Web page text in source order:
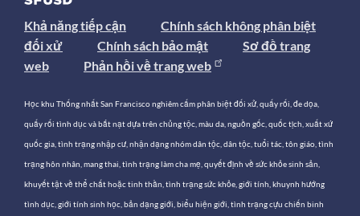
Khả năng tiếp cận
Chính sách không phân biệt
đối xử
Chính sách bảo mật
Sơ đồ trang
web
Phản hồi về trang web
Học khu Thống nhất San Francisco nghiêm cấm phân biệt đối xử, quấy rối, đe dọa,
quấy rối tình dục và bắt nạt dựa trên chủng tộc, màu da, nguồn gốc, quốc tịch, xuất xứ
quốc gia, tình trạng nhập cư, nhận dạng nhóm dân tộc, dân tộc, tuổi tác, tôn giáo, tình
trạng hôn nhân, mang thai, tình trạng làm cha mẹ, quyết định về sức khỏe sinh sản,
khuyết tật về thể chất hoặc tinh thần, tình trạng sức khỏe, giới tính, khuynh hướng
tình dục, giới tính sinh học, bản dạng giới, biểu hiện giới, tình trạng cựu chiến binh